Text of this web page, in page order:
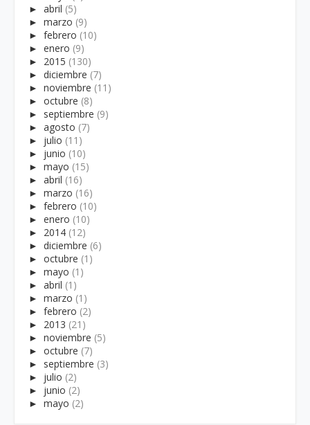
► abril (5)
► marzo (9)
► febrero (10)
► enero (9)
► 2015 (130)
► diciembre (7)
► noviembre (11)
► octubre (8)
► septiembre (9)
► agosto (7)
► julio (11)
► junio (10)
► mayo (15)
► abril (16)
► marzo (16)
► febrero (10)
► enero (10)
► 2014 (12)
► diciembre (6)
► octubre (1)
► mayo (1)
► abril (1)
► marzo (1)
► febrero (2)
► 2013 (21)
► noviembre (5)
► octubre (7)
► septiembre (3)
► julio (2)
► junio (2)
► mayo (2)